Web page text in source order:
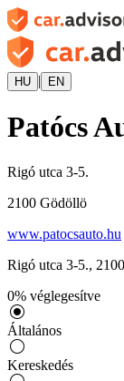
HU | EN
Patócs
Rigó utca 3-5.
2100 Gödöllö
www.patocsauto.hu
Rigó utca 3-5., 2100
0% véglegesítve
Általános
Kereskedés